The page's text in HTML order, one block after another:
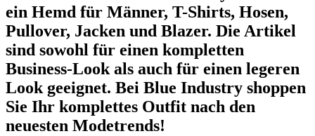
ein Hemd für Männer, T-Shirts, Hosen,
Pullover, Jacken und Blazer. Die Artikel
sind sowohl für einen kompletten
Business-Look als auch für einen legeren
Look geeignet. Bei Blue Industry shoppen
Sie Ihr komplettes Outfit nach den
neuesten Modetrends!